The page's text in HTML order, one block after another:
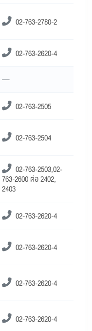
02-763-2780-2
02-763-2620-4
—
02-763-2505
02-763-2504
02-763-2503,02-
763-2600 ต่อ 2402,
2403
02-763-2620-4
02-763-2620-4
02-763-2620-4
02-763-2620-4